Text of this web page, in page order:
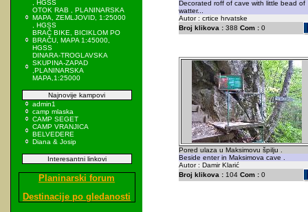
, HGSS
OTOK RAB , PLANINARSKA
MAPA, ZEMLJOVID, 1:25000
, HGSS
BRAČ BIKE, BICIKLOM PO
BRAČU, MAPA 1:45000,
HGSS
DINARA-TROGLAVSKA
SKUPINA-ZAPAD
,PLANINARSKA
MAPA,1:25000
Najnovije kampovi
admin1
camp mlaska
CAMP SEGET
CAMP VRANJICA
BELVEDERE
Diana & Josip
Interesantni linkovi
Planinarski forum
Destinacije po gledanosti
Decorated roff of cave with little bead of
watter...
Autor : crtice hrvatske
Broj klikova :388 Com :0
Pored ulaza u Maksimovu špilju .
Beside enter in Maksimova cave .
Autor : Damir Klarić
Broj klikova :104 Com :0